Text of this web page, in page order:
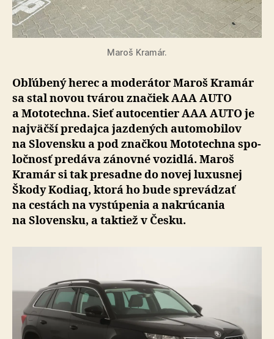
Maroš Kramár.
Obľúbený herec a moderátor Maroš Kramár
sa stal novou tvárou značiek AAA AUTO
a Mo­to­tech­na. Sieť auto­cen­tier AAA AUTO je
naj­väčší pre­daj­ca jazde­ných auto­mo­bi­lov
na Slo­ven­sku a pod znač­kou Mo­to­tech­na spo­
loč­nosť pre­dá­va zánovné vozidlá. Maroš
Kramár si tak pre­sadne do novej luxusnej
Škody Kodiaq, ktorá ho bude spre­vá­dzať
na cestách na vystú­pe­nia a nakrú­ca­nia
na Slo­ven­sku, a tak­tiež v Česku.